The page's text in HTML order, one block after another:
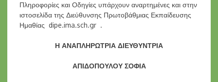
Πληροφορίες και Οδηγίες υπάρχουν αναρτημένες και στην
ιστοσελίδα της Διεύθυνσης Πρωτοβάθμιας Εκπαίδευσης
Ημαθίας dipe.ima.sch.gr .
Η ΑΝΑΠΛΗΡΩΤΡΙΑ ΔΙΕΥΘΥΝΤΡΙΑ
ΑΠΙΔΟΠΟΥΛΟΥ ΣΟΦΙΑ